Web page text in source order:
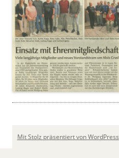
Mit Stolz präsentiert von WordPress